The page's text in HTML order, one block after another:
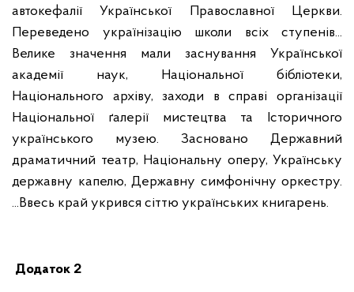
автокефалії Української Православної Церкви.
Переведено українізацію школи всіх ступенів...
Велике значення мали заснування Української
академії наук, Національної бібліотеки,
Національного архіву, заходи в справі організації
Національної ґалерії мистецтва та Історичного
українського музею. Засновано Державний
драматичний театр, Національну оперу, Українську
державну капелю, Державну симфонічну оркестру.
...Ввесь край укрився сіттю українських книгарень.
Додаток 2